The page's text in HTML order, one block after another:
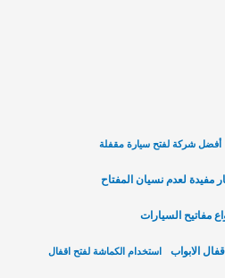
أفضل شركة لفتح سيارة مقفلة
مفيدة لعدم نسيان المفتاح
مفاتيح السيارات
الابواب استخدام الكماشة لفتح اقفال